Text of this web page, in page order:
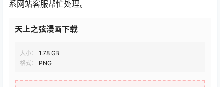
系网站客服帮忙处理。
天上之弦漫画下载
大小：
1.78 GB
格式：
PNG